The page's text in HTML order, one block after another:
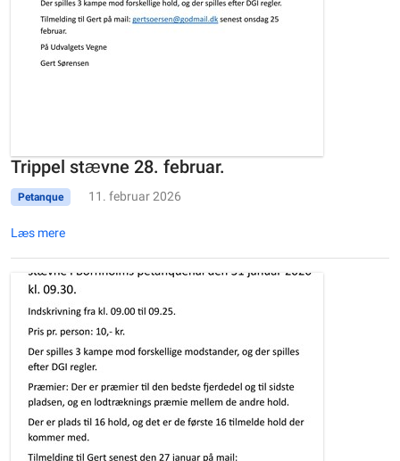
Trippel stævne 28. februar.
Petanque 11. februar 2026
Læs mere